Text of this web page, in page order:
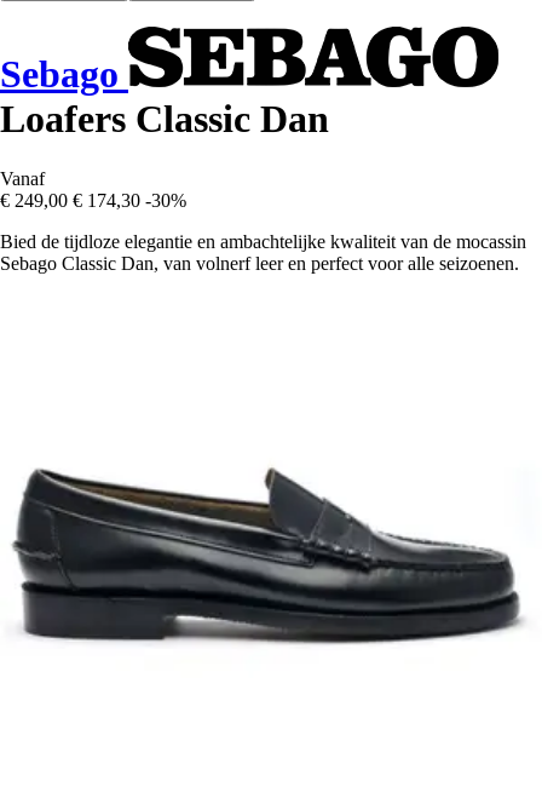
Sebago
Loafers Classic Dan
Vanaf
€ 249,00 € 174,30 -30%
Bied de tijdloze elegantie en ambachtelijke kwaliteit van de mocassin
Sebago Classic Dan, van volnerf leer en perfect voor alle seizoenen.